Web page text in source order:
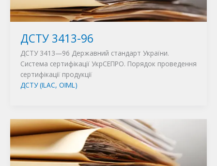
ДСТУ 3413-96
ДСТУ 3413—96 Державний стандарт України.
Система сертифікації УкрСЕПРО. Порядок проведення
сертифікації продукції
ДСТУ (ILAC, OIML)